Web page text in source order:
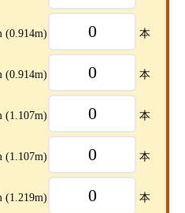
(0.914m) 本
(0.914m) 本
(1.107m) 本
(1.107m) 本
(1.219m) 本